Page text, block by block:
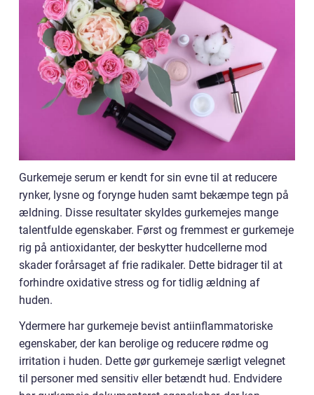
Gurkemeje serum er kendt for sin evne til at reducere
rynker, lysne og forynge huden samt bekæmpe tegn på
ældning. Disse resultater skyldes gurkemejes mange
talentfulde egenskaber. Først og fremmest er gurkemeje
rig på antioxidanter, der beskytter hudcellerne mod
skader forårsaget af frie radikaler. Dette bidrager til at
forhindre oxidative stress og for tidlig ældning af
huden.
Ydermere har gurkemeje bevist antiinflammatoriske
egenskaber, der kan berolige og reducere rødme og
irritation i huden. Dette gør gurkemeje særligt velegnet
til personer med sensitiv eller betændt hud. Endvidere